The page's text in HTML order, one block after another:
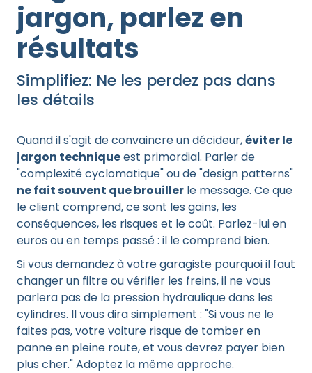
jargon, parlez en
résultats
Simplifiez: Ne les perdez pas dans
les détails
Quand il s'agit de convaincre un décideur,éviter le
jargon techniqueest primordial. Parler de
"complexité cyclomatique" ou de "design patterns"
ne fait souvent que brouiller le message. Ce que
le client comprend, ce sont les gains, les
conséquences, les risques et le coût. Parlez-lui en
euros ou en temps passé : il le comprend bien.
Si vous demandez à votre garagiste pourquoi il faut
changer un filtre ou vérifier les freins, il ne vous
parlera pas de la pression hydraulique dans les
cylindres. Il vous dira simplement : "Si vous ne le
faites pas, votre voiture risque de tomber en
panne en pleine route, et vous devrez payer bien
plus cher." Adoptez la même approche.